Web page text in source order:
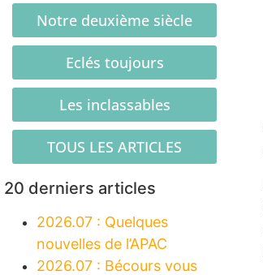
Notre deuxième siècle
Eclés toujours
Les inclassables
TOUS LES ARTICLES
20 derniers articles
2026.07 : Quelques
nouvelles de l’APAC
2026.07 : Bécours vous